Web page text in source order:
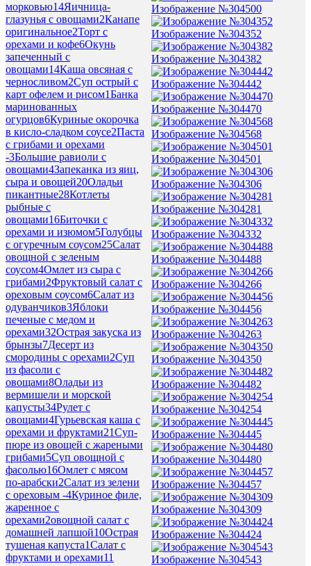
морковью14Яичница-
глазунья с овощами2Канапе
оригинальное2Торт с
орехами и кофе6Окунь
запеченный с
овощами14Каша овсяная с
черносливом2Суп острый с
карт офелем и рисом1Банка
маринованных
огурцов6Куриные окорочка
в кисло-сладком соусе2Паста
с грибами и орехами
-3Большие равиоли с
овощами4Запеканка из яиц,
сыра и овощей20Оладьи
пикантные28Котлеты
рыбные с
овощами16Биточки с
орехами и изюмом5Голубцы
с огуречным соусом25Салат
овощной с зеленым
соусом4Омлет из сыра с
грибами2Фруктовый салат с
ореховым соусом6Салат из
одуванчиков3Яблоки
печеные с медом и
орехами32Острая закуска из
брынзы7Десерт из
смородины с орехами2Суп
из фасоли с
овощами8Оладьи из
вермишели и морской
капусты34Рулет с
овощами4Гурьевская каша с
орехами и фруктами21Суп-
пюре из овощей с жареными
грибами5Суп овощной с
фасолью16Омлет с мясом
по-арабски2Салат из зелени
с ореховым -4Куриное филе,
жаренное с
орехами2овощной салат с
домашней лапшой10Острая
тушеная капуста1Салат с
фруктами и орехами11
Изображение №304500
Изображение №304352
Изображение №304382
Изображение №304442
Изображение №304470
Изображение №304568
Изображение №304501
Изображение №304306
Изображение №304281
Изображение №304332
Изображение №304488
Изображение №304266
Изображение №304456
Изображение №304263
Изображение №304350
Изображение №304482
Изображение №304254
Изображение №304445
Изображение №304480
Изображение №304457
Изображение №304309
Изображение №304424
Изображение №304543